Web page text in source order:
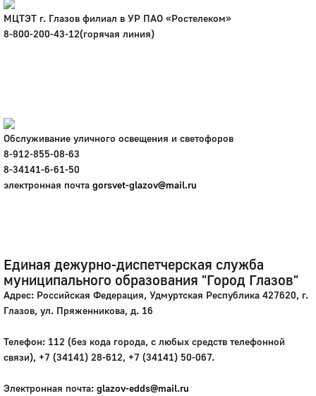
МЦТЭТ г. Глазов филиал в УР ПАО «Ростелеком»
8-800-200-43-12(горячая линия)
Обслуживание уличного освещения и светофоров
8-912-855-08-63
8-34141-6-61-50
электронная почта gorsvet-glazov@mail.ru
Единая дежурно-диспетчерская служба
муниципального образования "Город Глазов"
Адрес: Российская Федерация, Удмуртская Республика 427620, г.
Глазов, ул. Пряженникова, д. 16
Телефон: 112 (без кода города, с любых средств телефонной
связи), +7 (34141) 28-612, +7 (34141) 50-067.
Электронная почта: glazov-edds@mail.ru